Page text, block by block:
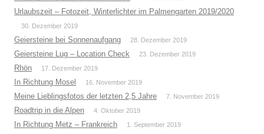
Urlaubszeit – Fotozeit, Winterlichter im Palmengarten 2019/2020
30. Dezember 2019
Geiersteine bei Sonnenaufgang 28. Dezember 2019
Geiersteine Lug – Location Check 23. Dezember 2019
Rhön 17. Dezember 2019
In Richtung Mosel 16. November 2019
Meine Lieblingsfotos der letzten 2,5 Jahre 7. November 2019
Roadtrip in die Alpen 4. Oktober 2019
In Richtung Metz – Frankreich 1. September 2019